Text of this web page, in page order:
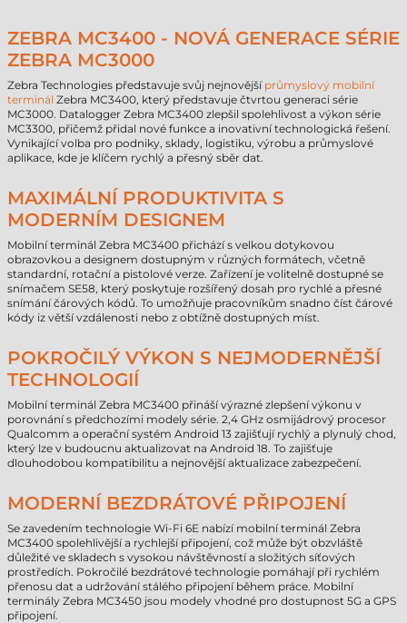
ZEBRA MC3400 - NOVÁ GENERACE SÉRIE
ZEBRA MC3000
Zebra Technologies představuje svůj nejnovější průmyslový mobilní
terminál Zebra MC3400, který představuje čtvrtou generaci série
MC3000. Datalogger Zebra MC3400 zlepšil spolehlivost a výkon série
MC3300, přičemž přidal nové funkce a inovativní technologická řešení.
Vynikající volba pro podniky, sklady, logistiku, výrobu a průmyslové
aplikace, kde je klíčem rychlý a přesný sběr dat.
MAXIMÁLNÍ PRODUKTIVITA S
MODERNÍM DESIGNEM
Mobilní terminál Zebra MC3400 přichází s velkou dotykovou
obrazovkou a designem dostupným v různých formátech, včetně
standardní, rotační a pistolové verze. Zařízení je volitelně dostupné se
snímačem SE58, který poskytuje rozšířený dosah pro rychlé a přesné
snímání čárových kódů. To umožňuje pracovníkům snadno číst čárové
kódy iz větší vzdálenosti nebo z obtížně dostupných míst.
POKROČILÝ VÝKON S NEJMODERNĚJŠÍ
TECHNOLOGIÍ
Mobilní terminál Zebra MC3400 přináší výrazné zlepšení výkonu v
porovnání s předchozími modely série. 2,4 GHz osmijádrový procesor
Qualcomm a operační systém Android 13 zajišťují rychlý a plynulý chod,
který lze v budoucnu aktualizovat na Android 18. To zajišťuje
dlouhodobou kompatibilitu a nejnovější aktualizace zabezpečení.
MODERNÍ BEZDRÁTOVÉ PŘIPOJENÍ
Se zavedením technologie Wi-Fi 6E nabízí mobilní terminál Zebra
MC3400 spolehlivější a rychlejší připojení, což může být obzvláště
důležité ve skladech s vysokou návštěvností a složitých síťových
prostředích. Pokročilé bezdrátové technologie pomáhají při rychlém
přenosu dat a udržování stálého připojení během práce. Mobilní
terminály Zebra MC3450 jsou modely vhodné pro dostupnost 5G a GPS
připojení.